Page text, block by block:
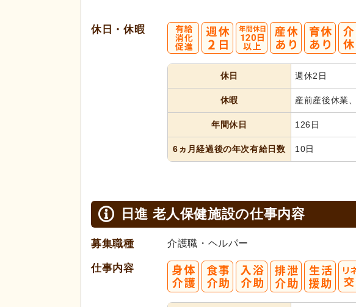
休日・休暇
休日 週休2日
休暇 産前産後休業
年間休日 126日
6ヵ月経過後の年次有給日数 10日
日進 老人保健施設の仕事内容
募集職種 介護職・ヘルパー
仕事内容